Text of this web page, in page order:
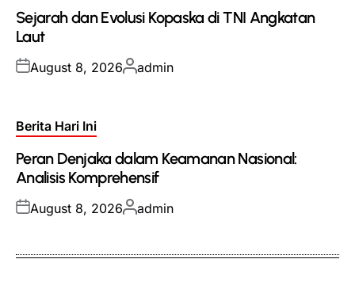
Sejarah dan Evolusi Kopaska di TNI Angkatan
Laut
Posted
August 8, 2026Posted
admin
Posted
Berita Hari Ini
Peran Denjaka dalam Keamanan Nasional:
Analisis Komprehensif
Posted
August 8, 2026Posted
admin